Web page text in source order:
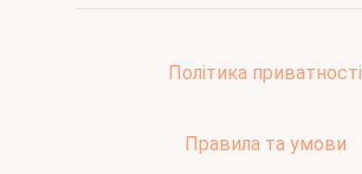
Політика приватності
Правила та умови